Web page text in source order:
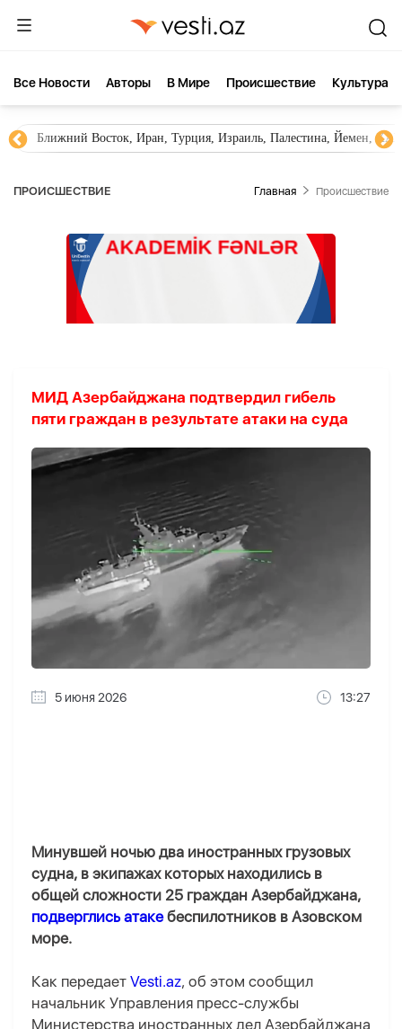
Все Новости Aвторы В Мире Происшествие Культура
Ближний Восток, Иран, Турция, Израиль, Палестина, Йемен,
ПРОИСШЕСТВИЕ Главная Происшествие
МИД Азербайджана подтвердил гибель
пяти граждан в результате атаки на суда
5 июня 2026 13:27
Минувшей ночью два иностранных грузовых
судна, в экипажах которых находились в
общей сложности 25 граждан Азербайджана,
подверглись атакебеспилотников в Азовском
море.
Как передает Vesti.az, об этом сообщил
начальник Управления пресс-службы
Министерства иностранных дел Азербайджана